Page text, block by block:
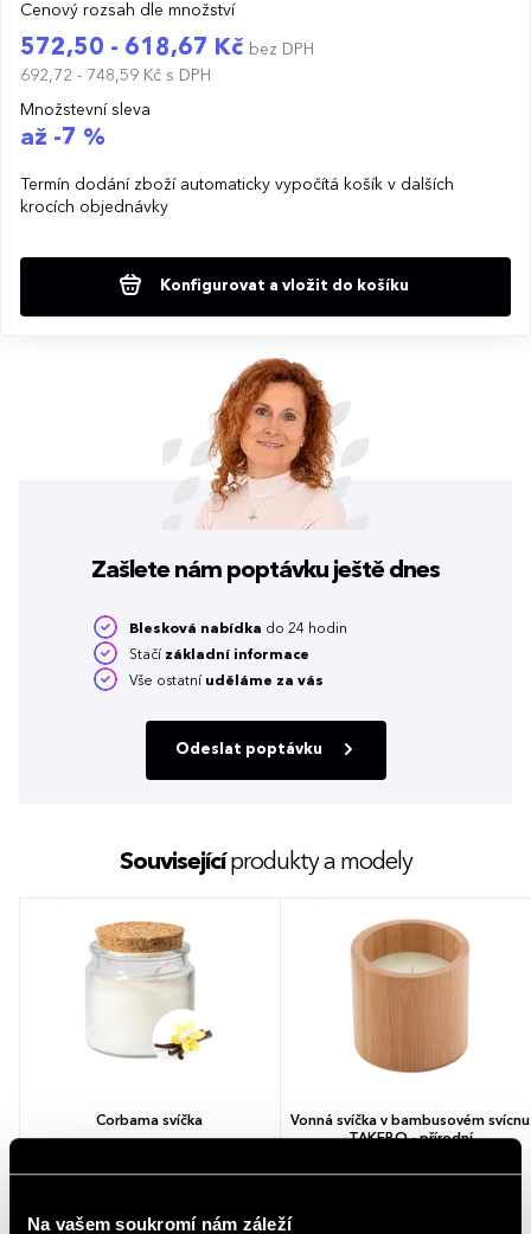
Na vašem soukromí nám záleží
Cenový rozsah dle množství
572,50 - 618,67 Kč bez DPH
692,72 - 748,59 Kč s DPH
Množstevní sleva
až -7 %
Termín dodání zboží automaticky vypočítá košík v dalších
krocích objednávky
Konfigurovat a vložit do košíku
Zašlete nám poptávku ještě dnes
Blesková nabídka do 24 hodin
Stačí základní informace
Vše ostatní uděláme za vás
Odeslat poptávku
Souvisejícíprodukty a modely
Corbama svíčka
47,82 - 66,41 Kč
Vonná svíčka v bambusovém svícnu
TAKEBO - přírodní